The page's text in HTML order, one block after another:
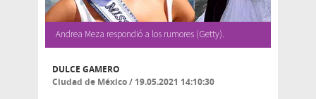
Andrea Meza respondió a los rumores (Getty).
DULCE GAMERO
Ciudad de México/ 19.05.2021 14:10:30